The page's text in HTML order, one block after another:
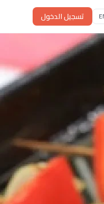
تسجيل الدخول